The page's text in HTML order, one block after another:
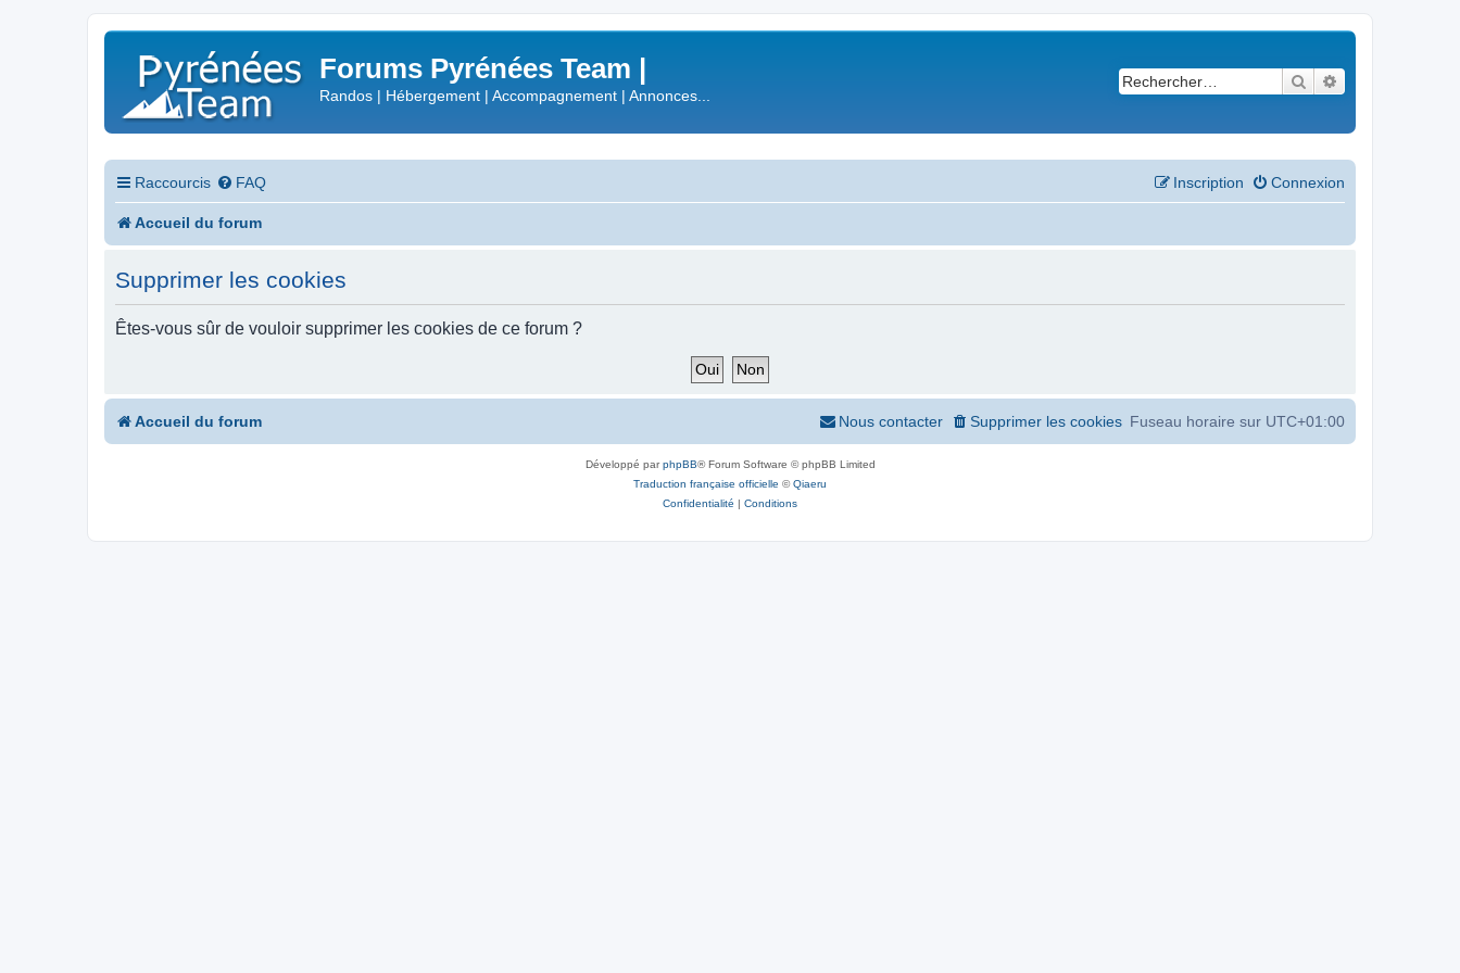
Forums Pyrénées Team |
Randos | Hébergement | Accompagnement | Annonces...
Rechercher
Raccourcis FAQ Connexion
Inscription
Accueil du forum
Supprimer les cookies
Êtes-vous sûr de vouloir supprimer les cookies de ce forum ?
Accueil du forum Fuseau horaire sur UTC+01:00
Supprimer les cookies
Nous contacter
Développé parphpBB® Forum Software © phpBB Limited
Traduction française officielle ©Qiaeru
Confidentialité | Conditions